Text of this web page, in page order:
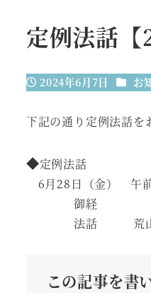
定例法話
投稿日
2024年6月7日 カテゴ
お
下記の通り定例法話を
◆定例法話
6月28日（金）
法話 荒山
この記事を書